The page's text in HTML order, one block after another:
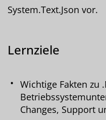
System.Text.Json vor.
Lernziele
Wichtige Fakten zu
Changes, Support